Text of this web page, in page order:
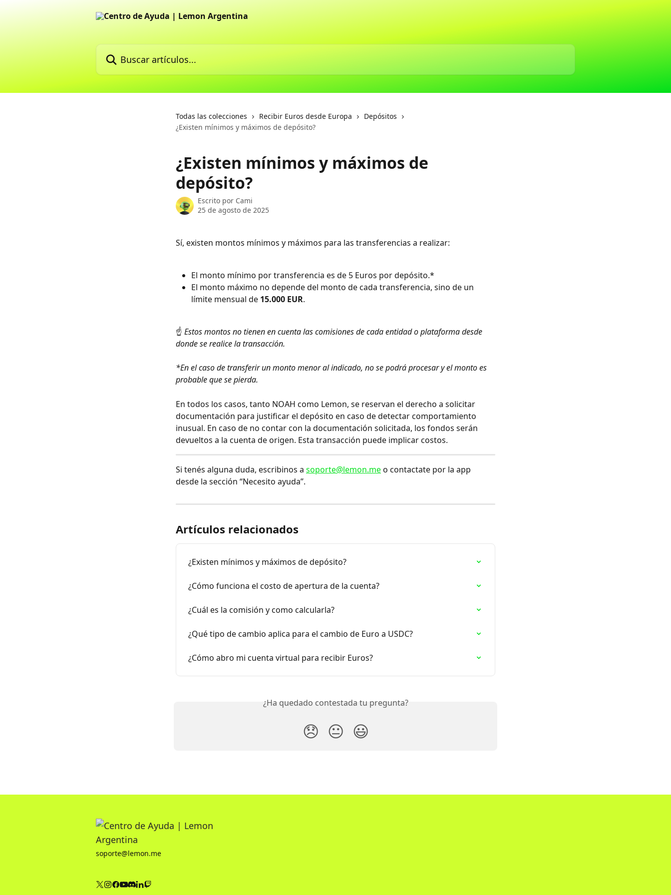
Todas las colecciones Recibir Euros desde Europa
Depósitos
¿Existen mínimos y máximos de depósito?
¿Existen mínimos y máximos de
depósito?
Escrito por Cami
25 de agosto de 2025
Sí, existen montos mínimos y máximos para las transferencias a realizar:
El monto mínimo por transferencia es de 5 Euros por depósito.*
El monto máximo no depende del monto de cada transferencia, sino de un
límite mensual de 15.000 EUR.
☝️ Estos montos no tienen en cuenta las comisiones de cada entidad o plataforma desde
donde se realice la transacción.
*En el caso de transferir un monto menor al indicado, no se podrá procesar y el monto es
probable que se pierda.
En todos los casos, tanto NOAH como Lemon, se reservan el derecho a solicitar
documentación para justificar el depósito en caso de detectar comportamiento
inusual. En caso de no contar con la documentación solicitada, los fondos serán
devueltos a la cuenta de origen. Esta transacción puede implicar costos.
Si tenés alguna duda, escribinos a soporte@lemon.me o contactate por la app
desde la sección “Necesito ayuda”.
Artículos relacionados
¿Existen mínimos y máximos de depósito?
¿Cómo funciona el costo de apertura de la cuenta?
¿Cuál es la comisión y como calcularla?
¿Qué tipo de cambio aplica para el cambio de Euro a USDC?
¿Cómo abro mi cuenta virtual para recibir Euros?
¿Ha quedado contestada tu pregunta?
😞 😐 😃
soporte@lemon.me